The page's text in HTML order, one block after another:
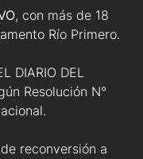
, con más de 18
Río Primero.
DIARIO DEL
Resolución N°
reconversión a